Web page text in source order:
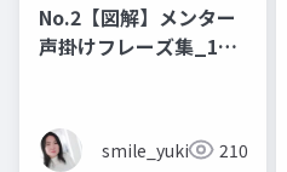
No.2【図解】メンター
声掛けフレーズ集_18
smile_yukiko_it210